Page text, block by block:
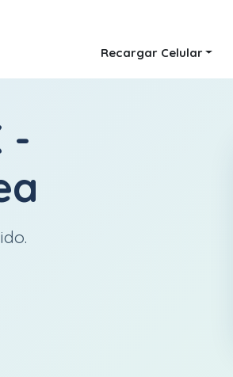
Recargar Celular
-